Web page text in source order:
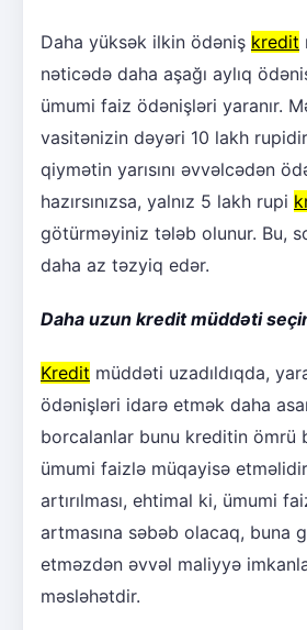
Daha yüksək ilkin ödəniş kredit
nəticədə daha aşağı aylıq
ümumi faiz ödənişləri yaranır.
vasitənizin dəyəri 10 lakh
qiymətin yarısını əvvəlcədən
hazırsınızsa, yalnız 5 lakh rupi
götürməyiniz tələb olunur. Bu,
daha az təzyiq edər.
Daha uzun kredit müddəti
Kredit müddəti uzadıldıqda,
ödənişləri idarə etmək daha
borcalanlar bunu kreditin ömrü
ümumi faizlə müqayisə
artırılması, ehtimal ki, ümumi
artmasına səbəb olacaq, buna
etməzdən əvvəl maliyyə
məsləhətdir.